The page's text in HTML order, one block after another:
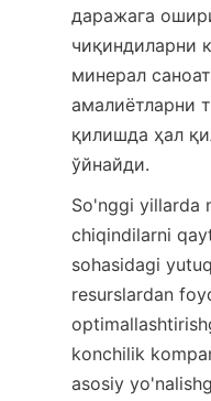
даражага
чиқиндиларни
минерал
амалиётларни
қилишда ҳал
ўйнайди.
So'nggi yillarda
chiqindilarni
sohasidagi
resurslardan
konchilik
asosiy